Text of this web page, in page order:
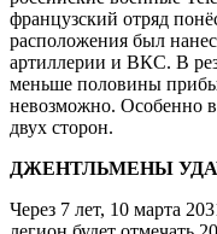
французский отряд
расположения был
артиллерии и ВКС. В
меньше половины
невозможно. Особенно
двух сторон.
ДЖЕНТЛЬМЕНЫ
Через 7 лет, 10 марта